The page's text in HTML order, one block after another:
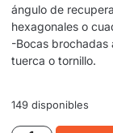
ángulo de
hexagonales o
-Bocas brochadas
tuerca o tornillo.
149 disponibles